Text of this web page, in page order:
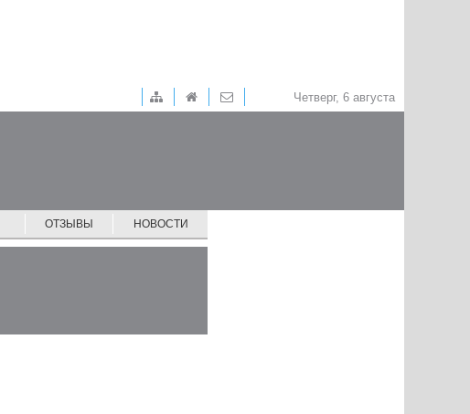
Четверг, 6 августа
ОТЗЫВЫ НОВОСТИ